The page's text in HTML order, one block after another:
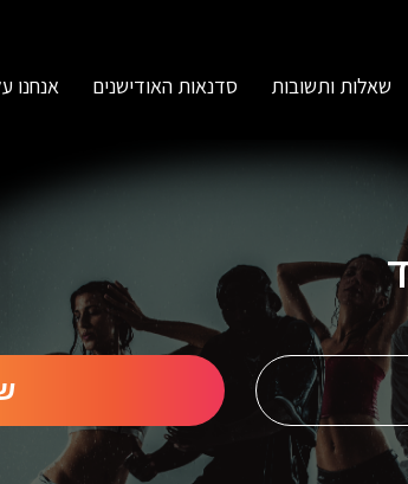
שאלות ותשובות סדנאות האודישנים אנחנו